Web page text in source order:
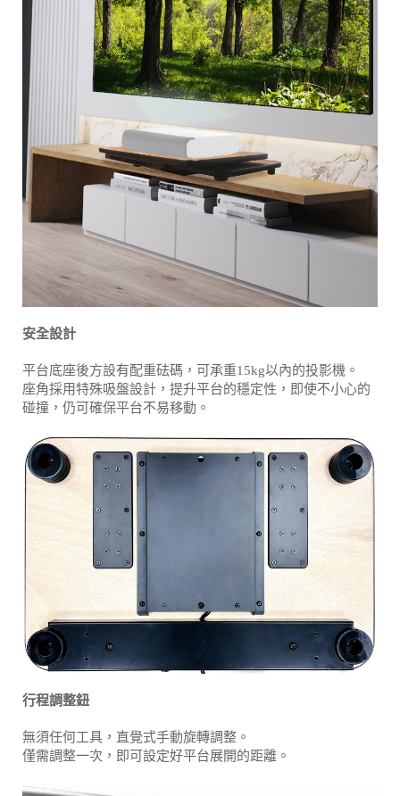
安全設計
平台底座後方設有配重砝碼，可承重15kg以內的投影機。
座角採用特殊吸盤設計，提升平台的穩定性，即使不小心的
碰撞，仍可確保平台不易移動。
行程調整鈕
無須任何工具，直覺式手動旋轉調整。
僅需調整一次，即可設定好平台展開的距離。